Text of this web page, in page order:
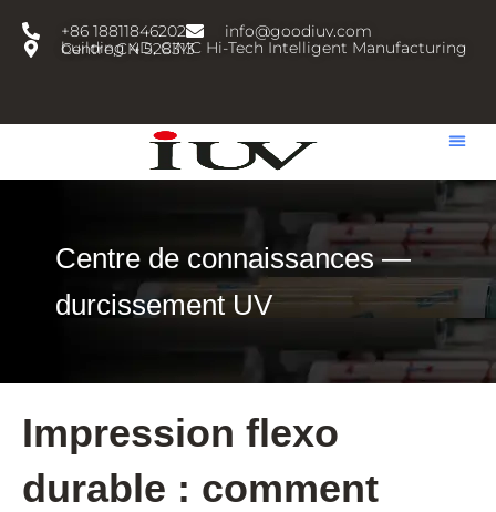
+86 18811846202
info@goodiuv.com
building 4D, CIMC Hi-Tech Intelligent Manufacturing Centre,CN 528313
Centre de connaissances —
durcissement UV
Impression flexo
durable : comment